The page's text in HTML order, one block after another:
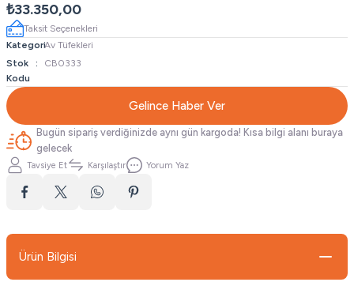
₺33.350,00
Taksit Seçenekleri
KategoriAv Tüfekleri
Stok
Kodu
CB0333
Gelince Haber Ver
Bugün sipariş verdiğinizde aynı gün kargoda! Kısa bilgi alanı buraya
gelecek
Tavsiye Et Karşılaştır Yorum Yaz
Ürün Bilgisi